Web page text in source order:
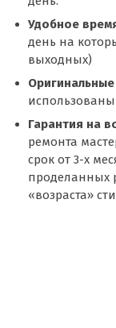
Удобное
день на
выходных)
Гарантия на
ремонта
срок от 3-х
проделанных
«возраста»